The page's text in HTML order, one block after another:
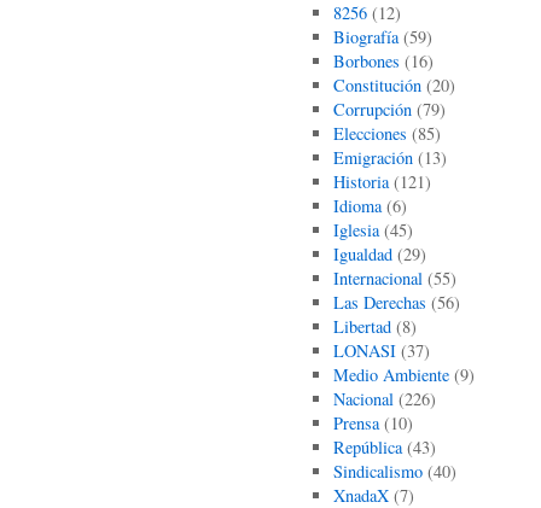
8256(12)
Biografía(59)
Borbones (16)
Constitución(20)
Corrupción(79)
Elecciones (85)
Emigración(13)
Historia(121)
Idioma(6)
Iglesia(45)
Igualdad(29)
Internacional(55)
Las Derechas (56)
Libertad(8)
LONASI(37)
Medio Ambiente(9)
Nacional(226)
Prensa(10)
República(43)
Sindicalismo(40)
XnadaX(7)